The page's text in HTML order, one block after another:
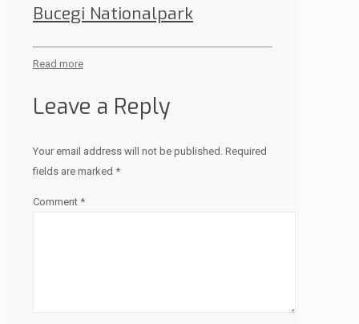
Bucegi Nationalpark
Read more
Leave a Reply
Your email address will not be published. Required
fields are marked *
Comment *